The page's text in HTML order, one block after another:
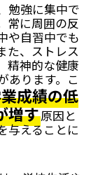
勉強に集中で
常に周囲の反
や自習中でも
た、ストレス
精神的な健康
あります。こ
成績の低
増す原因と
与えることに